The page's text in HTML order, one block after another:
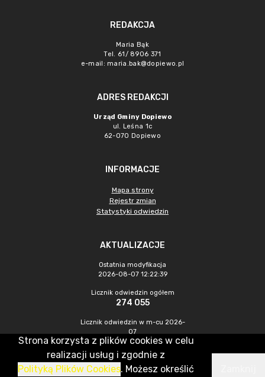
REDAKCJA
Maria Bąk
Tel. 61/ 8906 371
e-mail: maria.bak@dopiewo.pl
ADRES REDAKCJI
Urząd Gminy Dopiewo
ul. Leśna 1c
62-070 Dopiewo
INFORMACJE
Mapa strony
Rejestr zmian
Statystyki odwiedzin
AKTUALIZACJE
Ostatnia modyfikacja
2026-08-07 12:22:39
Licznik odwiedzin ogółem
274 055
Licznik odwiedzin w m-cu 2026-
07
844
CMS & Hosting: Nefeni Sp. z o.o.
Strona korzysta z plików cookies w celu
realizacji usług i zgodnie z
Polityką Plików Cookies. Możesz określić